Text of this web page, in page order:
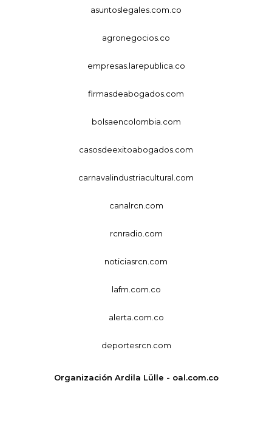
asuntoslegales.com.co
agronegocios.co
empresas.larepublica.co
firmasdeabogados.com
bolsaencolombia.com
casosdeexitoabogados.com
carnavalindustriacultural.com
canalrcn.com
rcnradio.com
noticiasrcn.com
lafm.com.co
alerta.com.co
deportesrcn.com
Organización Ardila Lülle - oal.com.co